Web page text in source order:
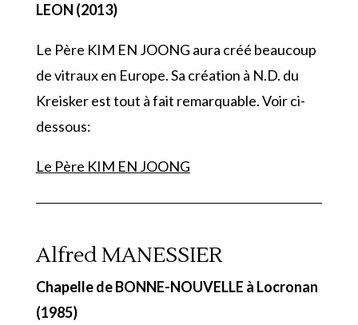
LEON (2013)
Le Père KIM EN JOONG aura créé beaucoup
de vitraux en Europe. Sa création à N.D. du
Kreisker est tout à fait remarquable. Voir ci-
dessous:
Le Père KIM EN JOONG
Alfred MANESSIER
Chapelle de BONNE-NOUVELLE à Locronan
(1985)